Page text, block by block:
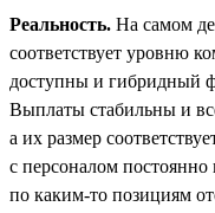
Реальность. На самом
соответствует уровню
доступны и гибридный
Выплаты стабильны и
а их размер
с персоналом постоянно
по каким-то позициям